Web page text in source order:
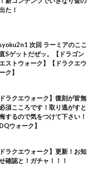
た！
次回 ラーミアのここ
Sゲットだぜッ。【ドラゴン
ストウォーク】【ドラクエウ
ク】
ドラクエウォーク】復刻が皆無
須こころです！取り逃がすと
するので気をつけて下さい！
DQウォーク】
ドラクエウォーク】更新！お知
確認と！ガチャ！！！